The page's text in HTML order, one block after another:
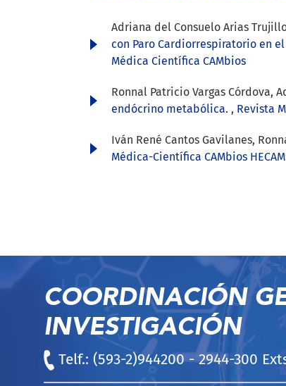
Adriana del Consuelo Arias
con Paro Cardiorrespiratorio en
Médica Científica CAMbios
Ronnal Patricio Vargas Córdova,
endócrino metabólica. , Revista
Iván René Cantos Gavilanes,
Médica-Científica CAMbios
COORDINACIÓN
INVESTIGACIÓN
Telf.: (593-2)944200 - 2944-300